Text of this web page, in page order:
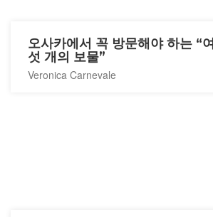
오사카에서 꼭 방문해야 하는 “여
섯 개의 보물”
Veronica Carnevale